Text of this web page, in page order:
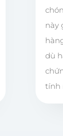
này
dù
tính